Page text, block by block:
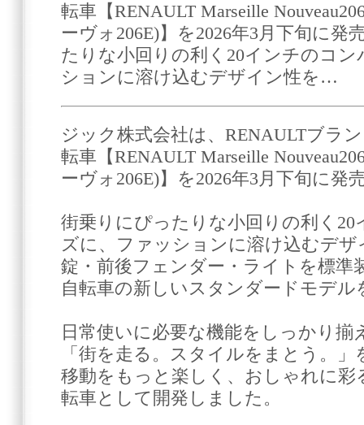
転車【RENAULT Marseille
ーヴォ206E)】を2026年3月下旬に発
たりな小回りの利く20インチのコ
ションに溶け込むデザイン性を…
ジック株式会社は、RENAULTブラ
転車【RENAULT Marseille
ーヴォ206E)】を2026年3月下旬に発
街乗りにぴったりな小回りの利く
ズに、ファッションに溶け込むデ
錠・前後フェンダー・ライトを標準
自転車の新しいスタンダードモデル
日常使いに必要な機能をしっかり揃
「街を走る。スタイルをまとう。
移動をもっと楽しく、おしゃれに彩
転車として開発しました。